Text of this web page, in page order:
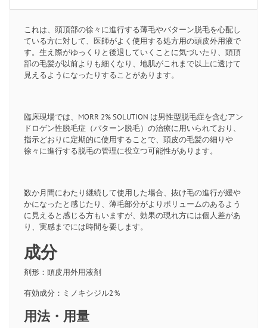
これは、頭頂部の徐々に進行する薄毛やパターン脱毛を心配し
ている方に対して、医師がよく使用する処方用の頭皮外用液で
す。生え際がゆっくりと後退していくことに気づいたり、頭頂
部の毛髪が以前よりも細くなり、地肌がこれまで以上に透けて
見えるようになったりすることがあります。
臨床現場では、MORR 2% SOLUTION は男性型脱毛症を含むアン
ドロゲン性脱毛症（パターン脱毛）の治療に用いられており、
指示どおりに定期的に使用することで、頭皮の毛髪の細りや
徐々に進行する脱毛の管理に役立つ可能性があります。
数か月間にわたり継続して使用した場合、抜け毛の進行が緩や
かになったと感じたり、薄毛部分がよりボリュームのあるよう
に見えると感じる方もいますが、効果の現れ方には個人差があ
り、実感までには時間を要します。
成分
剤形：頭皮用外用液剤
有効成分：ミノキシジル2％
用法・用量